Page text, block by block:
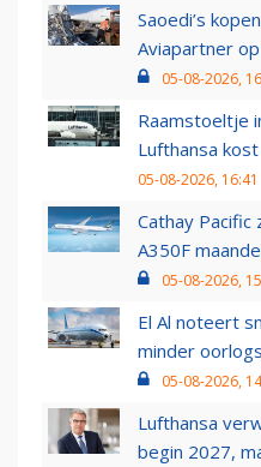
Saoedi’s
Aviapartner
05-08-2026,
Raamstoeltje
Lufthansa
05-08-2026, 16:41
Cathay
A350F
05-08-2026,
El Al noteert
minder
05-08-2026,
Lufthansa
begin 2027,